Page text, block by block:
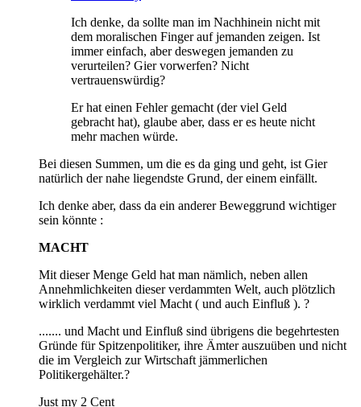
Ich denke, da sollte man im Nachhinein nicht mit
dem moralischen Finger auf jemanden zeigen. Ist
immer einfach, aber deswegen jemanden zu
verurteilen? Gier vorwerfen? Nicht
vertrauenswürdig?
Er hat einen Fehler gemacht (der viel Geld
gebracht hat), glaube aber, dass er es heute nicht
mehr machen würde.
Bei diesen Summen, um die es da ging und geht, ist Gier
natürlich der nahe liegendste Grund, der einem einfällt.
Ich denke aber, dass da ein anderer Beweggrund wichtiger
sein könnte :
MACHT
Mit dieser Menge Geld hat man nämlich, neben allen
Annehmlichkeiten dieser verdammten Welt, auch plötzlich
wirklich verdammt viel Macht ( und auch Einfluß ). ?
....... und Macht und Einfluß sind übrigens die begehrtesten
Gründe für Spitzenpolitiker, ihre Ämter auszuüben und nicht
die im Vergleich zur Wirtschaft jämmerlichen
Politikergehälter.?
Just my 2 Cent